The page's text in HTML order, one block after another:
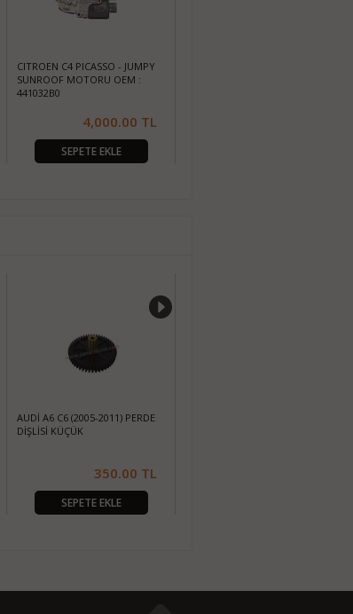
CITROEN C4 PICASSO - JUMPY
SUNROOF MOTORU OEM :
441032B0
4,000.00 TL
SEPETE EKLE
AUDİ A6 C6 (2005-2011) PERDE
DİŞLİSİ KÜÇÜK
350.00 TL
SEPETE EKLE